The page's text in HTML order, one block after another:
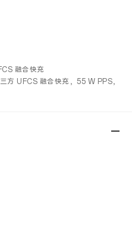
融合快充
方 UFCS 融合快充，55 W PPS，